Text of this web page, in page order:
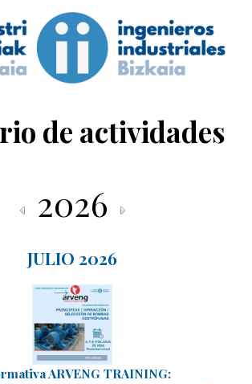
de actividades
2026
JULIO 2026
ARVENG TRAINING:
Ventanilla